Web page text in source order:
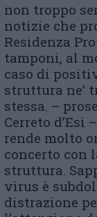
non troppo
notizie che
Residenza
tamponi, al
caso di
struttura ne’
stessa. –
Cerreto
rende molto
concerto con
struttura.
virus è
distrazione